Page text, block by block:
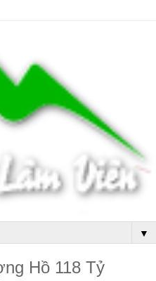
▼
Hồ 118 Tỷ